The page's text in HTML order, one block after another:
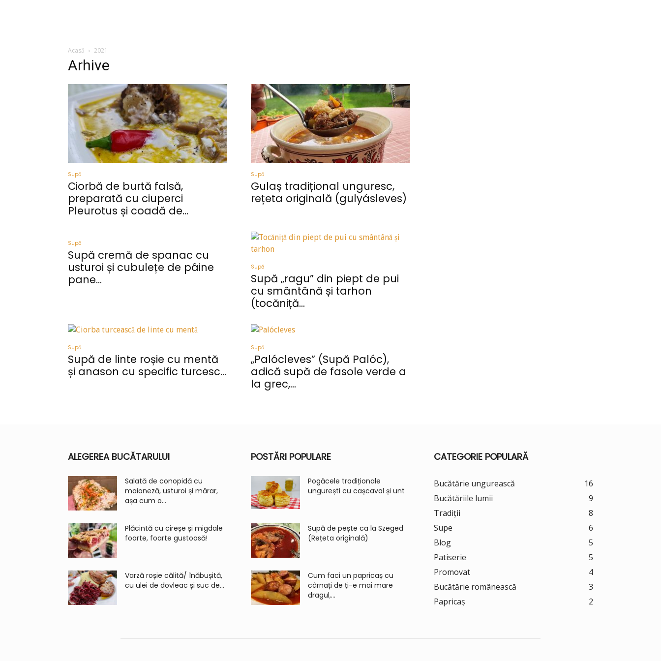
Acasă 2021
Arhive
Supă
Ciorbă de burtă falsă,
preparată cu ciuperci
Pleurotus și coadă de...
Supă
Gulaș tradițional unguresc,
rețeta originală (gulyásleves)
Supă
Supă cremă de spanac cu
usturoi și cubulețe de pâine
pane...
Supă
Supă „ragu” din piept de pui
cu smântână și tarhon
(tocăniță...
Supă
Supă de linte roșie cu mentă
și anason cu specific turcesc...
Supă
„Palócleves” (Supă Palóc),
adică supă de fasole verde a
la grec,...
ALEGEREA BUCĂTARULUI
Salată de conopidă cu
maioneză, usturoi și mărar,
așa cum o...
Plăcintă cu cireșe și migdale
foarte, foarte gustoasă!
Varză roșie călită/ înăbușită,
cu ulei de dovleac și suc de...
POSTĂRI POPULARE
Pogăcele tradiționale
ungurești cu cașcaval și unt
Supă de pește ca la Szeged
(Rețeta originală)
Cum faci un papricaș cu
cârnați de ți-e mai mare
dragul,...
CATEGORIE POPULARĂ
Bucătărie ungurească
16
Bucătăriile lumii
9
Tradiții
8
Supe
6
Blog
5
Patiserie
5
Promovat
4
Bucătărie românească
3
Papricaș
2